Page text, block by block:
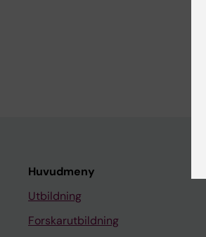
Huvudmeny
Utbildning
Forskarutbildning